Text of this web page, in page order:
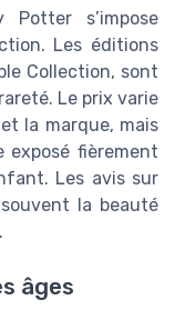
s’impose
Les éditions
Collection, sont
Le prix varie
la marque, mais
exposé fièrement
Les avis sur
la beauté
âges